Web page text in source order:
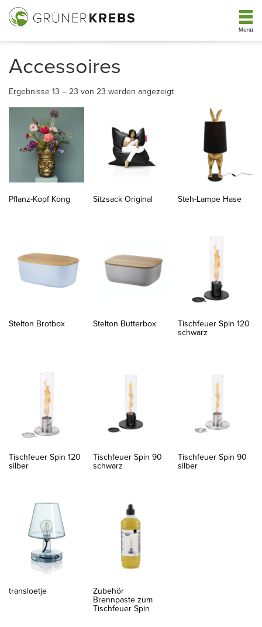
Acces­soires
Ergebnisse 13 – 23 von 23 werden angezeigt
Pflanz-Kopf Kong Sitzsack Original Steh-Lampe Hase
Stelton Brotbox Stelton Butterbox
Tischfeuer Spin 120
schwarz
Tischfeuer Spin 120
silber
Tischfeuer Spin 90
schwarz
Tischfeuer Spin 90
silber
transloetje
Zubehör
Brennpaste zum
Tischfeuer Spin